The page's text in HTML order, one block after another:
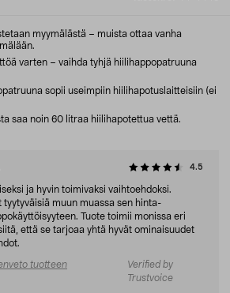
myymälästä – muista ottaa vanha
varten – vaihda tyhjä hiilihappopatruuna
sopii useimpiin hiilihapotuslaitteisiin (ei
saa noin 60 litraa hiilihapotettua vettä.
4.5
ja hyvin toimivaksi vaihtoehdoksi.
muun muassa sen hinta-
Tuote toimii monissa eri
että se tarjoaa yhtä hyvät ominaisuudet
tuotteen
Verified by
Trustvoice